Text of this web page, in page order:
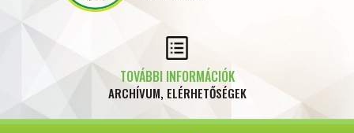
TOVÁBBI INFORMÁCIÓK
ARCHÍVUM, ELÉRHETŐSÉGEK